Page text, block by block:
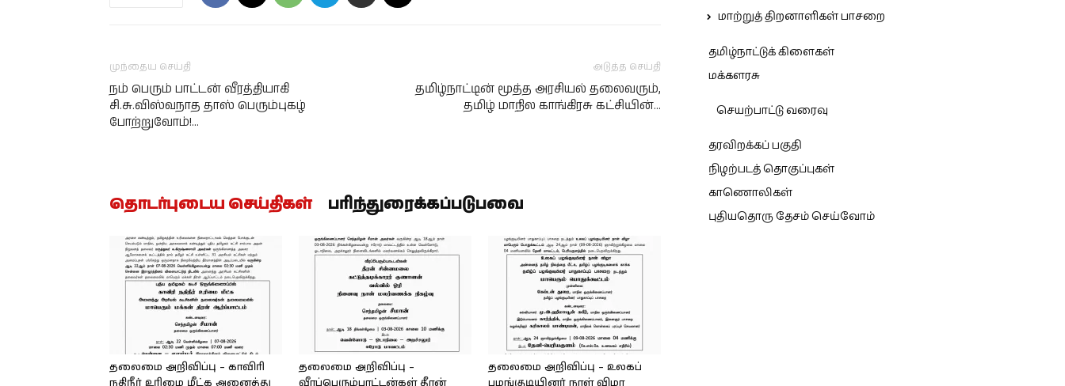
முந்தைய செய்தி
நம் பெரும் பாட்டன் வீரத்தியாகி
சி.சு.விஸ்வநாத தாஸ் பெரும்புகழ்
போற்றுவோம்!…
அடுத்த செய்தி
தமிழ்நாட்டின் மூத்த அரசியல் தலைவரும்,
தமிழ் மாநில காங்கிரசு கட்சியின்…
தொடர்புடைய செய்திகள் பரிந்துரைக்கப்படுபவை
தலைமை அறிவிப்பு – காவிரி
தலைமை அறிவிப்பு –
தலைமை அறிவிப்பு – உலகப்
மாற்றுத் திறனாளிகள் பாசறை
தமிழ்நாட்டுக் கிளைகள்
மக்களரசு
செயற்பாட்டு வரைவு
தரவிறக்கப் பகுதி
நிழற்படத் தொகுப்புகள்
காணொலிகள்
புதியதொரு தேசம் செய்வோம்